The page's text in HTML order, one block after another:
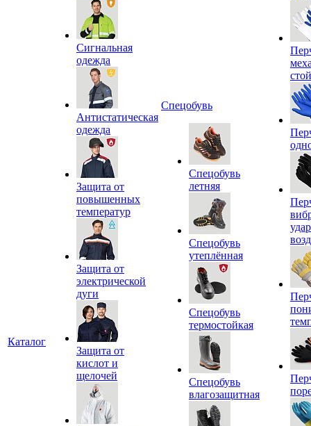
Каталог
Сигнальная
одежда
Антистатическая
одежда
Защита от
повышенных
температур
Защита от
электрической
дуги
Защита от
кислот и
щелочей
Спецобувь
Спецобувь
летняя
Спецобувь
утеплённая
Спецобувь
термостойкая
Спецобувь
влагозащитная